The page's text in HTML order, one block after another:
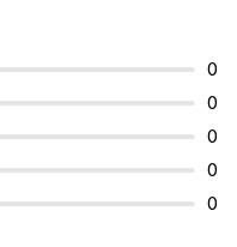
0
0
0
0
0